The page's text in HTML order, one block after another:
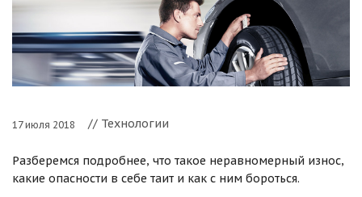
17 июля 2018 // Технологии
Разберемся подробнее, что такое неравномерный износ,
какие опасности в себе таит и как с ним бороться.